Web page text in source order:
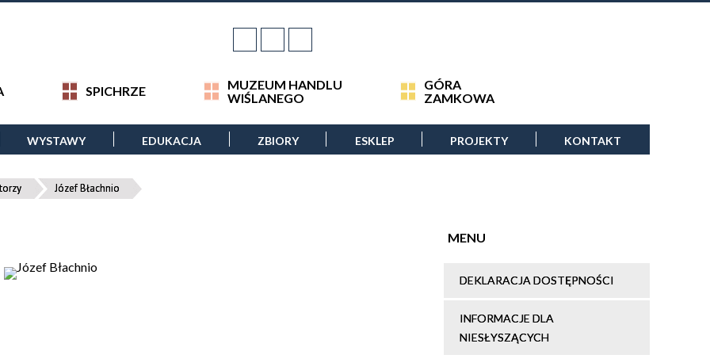
SPICHRZE
MUZEUM HANDLU
WIŚLANEGO
GÓRA
ZAMKOWA
WYSTAWY EDUKACJA ZBIORY ESKLEP PROJEKTY KONTAKT
Józef Błachnio
MENU
DEKLARACJA DOSTĘPNOŚCI
INFORMACJE DLA
NIESŁYSZĄCYCH